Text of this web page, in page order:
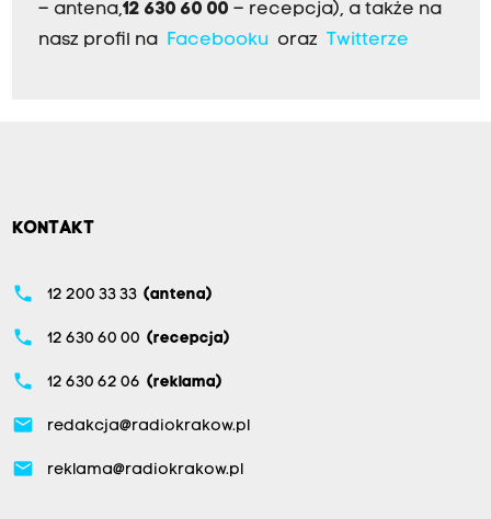
– antena,12 630 60 00 – recepcja), a także na
nasz profil na Facebookuoraz Twitterze
KONTAKT
phone 12 200 33 33 (antena)
phone 12 630 60 00 (recepcja)
phone 12 630 62 06 (reklama)
email redakcja@radiokrakow.pl
email reklama@radiokrakow.pl